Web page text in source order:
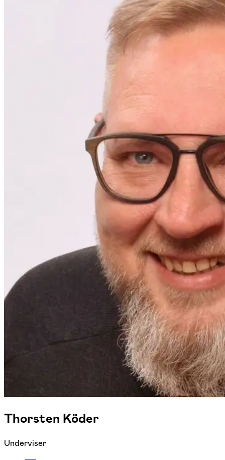
Thorsten Köder
Underviser